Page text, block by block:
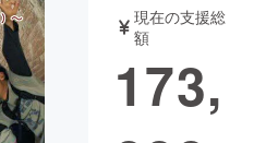
音楽
ェット ゲーム・サ
現在の支援総
額
173,